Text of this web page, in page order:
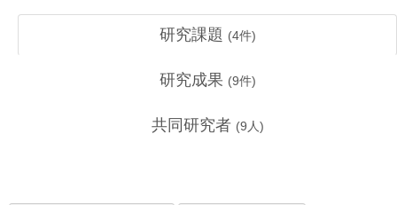
研究課題 (4件)
研究成果 (9件)
共同研究者 (9 人)